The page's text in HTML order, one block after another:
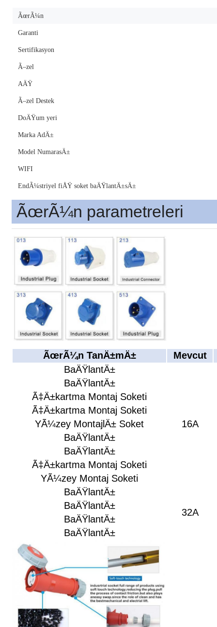
ÃœrÃ¼n
Garanti
Sertifikasyon
Ã–zel
AÄŸ
Ã–zel Destek
DoÄŸum yeri
Marka AdÄ±
Model NumarasÄ±
WIFI
EndÃ¼striyel fiÅŸ soket baÄŸlantÄ±sÄ±
ÃœrÃ¼n parametreleri
ÃœrÃ¼n TanÄ±mÄ±
Mevcut
BaÄŸlantÄ±
16A
BaÄŸlantÄ±
Ã‡Ä±kartma Montaj Soketi
Ã‡Ä±kartma Montaj Soketi
YÃ¼zey MontajlÄ± Soket
BaÄŸlantÄ±
BaÄŸlantÄ±
Ã‡Ä±kartma Montaj Soketi
YÃ¼zey Montaj Soketi
BaÄŸlantÄ±
32A
BaÄŸlantÄ±
BaÄŸlantÄ±
BaÄŸlantÄ±